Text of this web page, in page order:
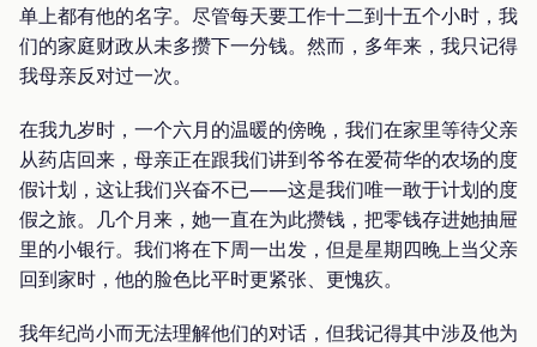
单上都有他的名字。尽管每天要工作十二到十五个小时，我
们的家庭财政从未多攒下一分钱。然而，多年来，我只记得
我母亲反对过一次。
在我九岁时，一个六月的温暖的傍晚，我们在家里等待父亲
从药店回来，母亲正在跟我们讲到爷爷在爱荷华的农场的度
假计划，这让我们兴奋不已——这是我们唯一敢于计划的度
假之旅。几个月来，她一直在为此攒钱，把零钱存进她抽屉
里的小银行。我们将在下周一出发，但是星期四晚上当父亲
回到家时，他的脸色比平时更紧张、更愧疚。
我年纪尚小而无法理解他们的对话，但我记得其中涉及他为